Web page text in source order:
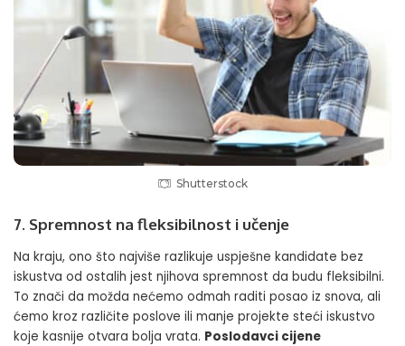
Shutterstock
7. Spremnost na fleksibilnost i učenje
Na kraju, ono što najviše razlikuje uspješne kandidate bez
iskustva od ostalih jest njihova spremnost da budu fleksibilni.
To znači da možda nećemo odmah raditi posao iz snova, ali
ćemo kroz različite poslove ili manje projekte steći iskustvo
koje kasnije otvara bolja vrata. Poslodavci cijene